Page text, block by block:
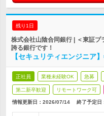
残り1日
株式会社山陰合同銀行 | ＜東証
誇る銀行です！
【セキュリティエンジニア
正社員 業種未経験OK 急募
第二新卒歓迎 リモートワーク可
情報更新日：2026/07/14 終了予定日